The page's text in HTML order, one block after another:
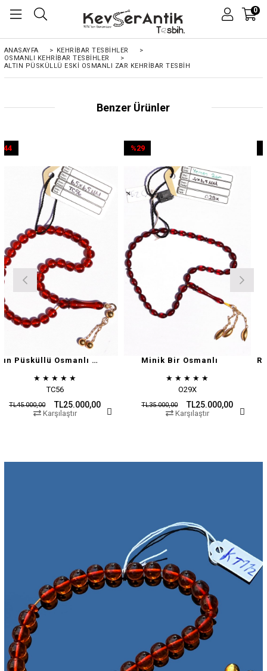
0
ANASAYFA > KEHRIBAR TESBIHLER
>
OSMANLI KEHRİBAR TESBİHLER
>
ALTIN PÜSKÜLLÜ ESKI OSMANLI ZAR KEHRIBAR TESBIH
Benzer Ürünler
Altın Püsküllü Osmanlı Zar
★
TL25.000,00
Karşılaştır
Minik Bir Osmanlı
★
TL25.000,00
%29İndirim
Karşılaştır
%44İndirim